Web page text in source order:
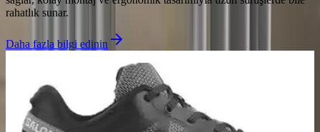
rahatlık sunar.
Daha fazla bilgi edinin